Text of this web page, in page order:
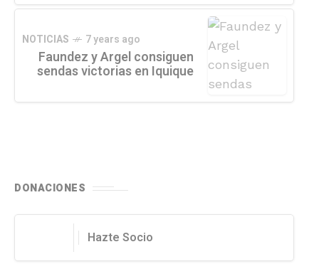
NOTICIAS 7 years ago
Faundez y Argel consiguen
sendas victorias en Iquique
DONACIONES
Hazte Socio